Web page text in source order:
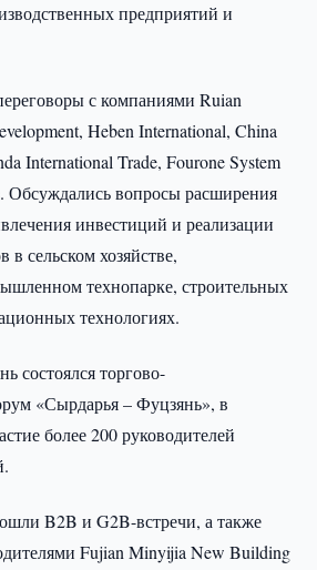
предприятий и
с компаниями Ruian
Heben International, China
International Trade, Fourone System
Обсуждались вопросы расширения
инвестиций и реализации
в сельском хозяйстве,
технопарке, строительных
технологиях.
состоялся торгово-
«Сырдарья – Фуцзянь», в
более 200 руководителей
B2B и G2B-встречи, а также
Fujian Minyijia New Building